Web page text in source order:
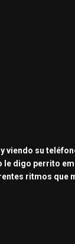
viendo su
le digo perrito
ritmos que